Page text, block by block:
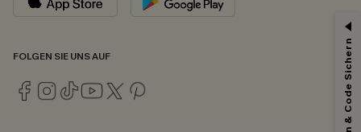
FOLGEN SIE UNS AUF